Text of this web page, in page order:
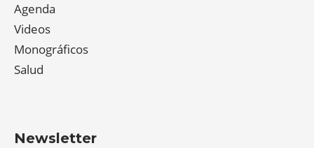
Agenda
Videos
Monográficos
Salud
Newsletter